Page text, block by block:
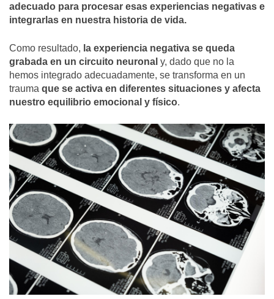
adecuado para procesar esas experiencias negativas e
integrarlas en nuestra historia de vida.
Como resultado, la experiencia negativa se queda
grabada en un circuito neuronal y, dado que no la
hemos integrado adecuadamente, se transforma en un
trauma que se activa en diferentes situaciones y afecta
nuestro equilibrio emocional y físico.